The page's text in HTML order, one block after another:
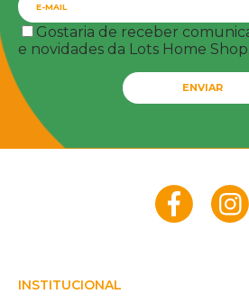
Gostaria de receber
e novidades da Lots Home Shop.
ENVIAR
INSTITUCIONAL